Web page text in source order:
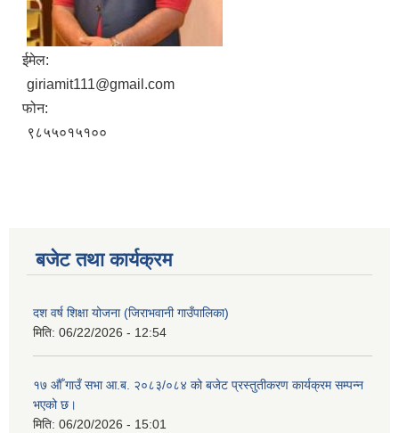
ईमेल:
giriamit111@gmail.com
फोन:
९८५५०१५१००
बजेट तथा कार्यक्रम
दश वर्ष शिक्षा योजना (जिराभवानी गाउँपालिका)
मिति: 06/22/2026 - 12:54
१७ औँ गाउँ सभा आ.ब. २०८३/०८४ को बजेट प्रस्तुतीकरण कार्यक्रम सम्पन्न
भएको छ।
मिति: 06/20/2026 - 15:01